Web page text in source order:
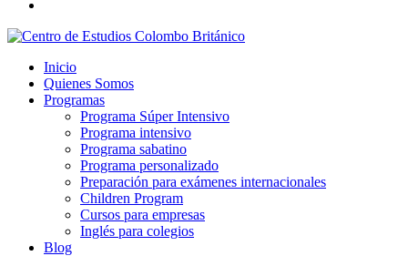
Inicio
Quienes Somos
Programas
Programa Súper Intensivo
Programa intensivo
Programa sabatino
Programa personalizado
Preparación para exámenes internacionales
Children Program
Cursos para empresas
Inglés para colegios
Blog